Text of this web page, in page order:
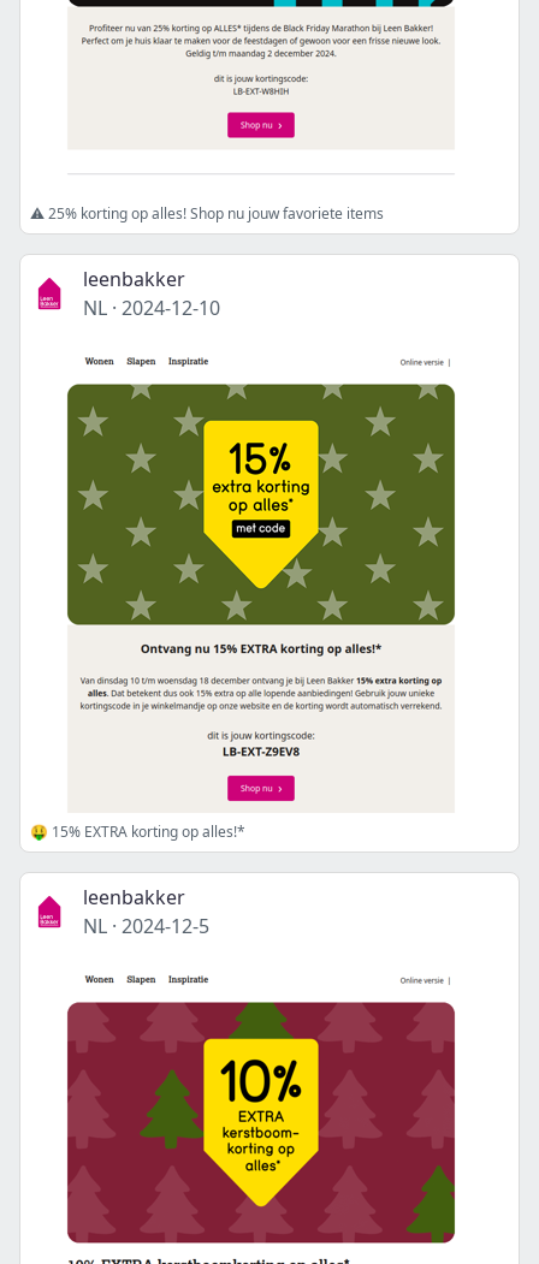
⚠️ 25% korting op alles! Shop nu jouw favoriete items
leenbakker
NL · 2024-12-10
🤑 15% EXTRA korting op alles!*
leenbakker
NL · 2024-12-5